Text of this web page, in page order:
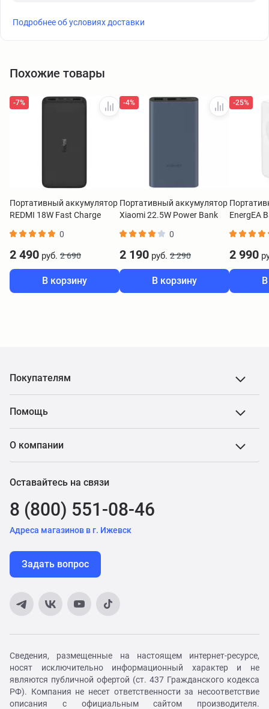
Подробнее об условиях доставки
Похожие товары
-7%
Портативный аккумулятор
REDMI 18W Fast Charge
черный VXN4304GL
0
2 490 руб. 2 690
В корзину
-4%
Портативный аккумулятор
Xiaomi 22.5W Power Bank
0
2 190 руб. 2 290
В корзину
-25%
EnergEA
2 990
Покупателям
Помощь
О компании
Оставайтесь на связи
8 (800) 551-08-46
Адреса магазинов в г. Ижевск
Задать вопрос
Сведения, размещенные на настоящем интернет-ресурсе,
носят исключительно информационный характер и не
являются публичной офертой (ст. 437 Гражданского кодекса
РФ). Компания не несет ответственности за несоответствие
описания с официальным сайтом производителя.